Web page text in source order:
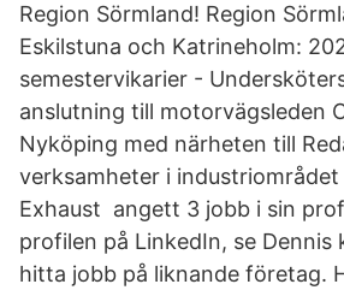
Region Sörmland! Region
Eskilstuna och Katrineholm:
semestervikarier -
anslutning till motorvägsleden
Nyköping med närheten till
verksamheter i
Exhaust angett 3 jobb i sin
profilen på LinkedIn, se Dennis
hitta jobb på liknande företag.